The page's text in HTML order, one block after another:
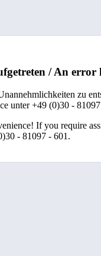
/ An error
zu
unter +49 (0)30 -
If you require
- 81097 - 601.